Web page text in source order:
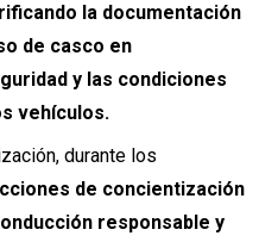
la documentación
de casco en
y las condiciones
vehículos.
durante los
de concientización
responsable y